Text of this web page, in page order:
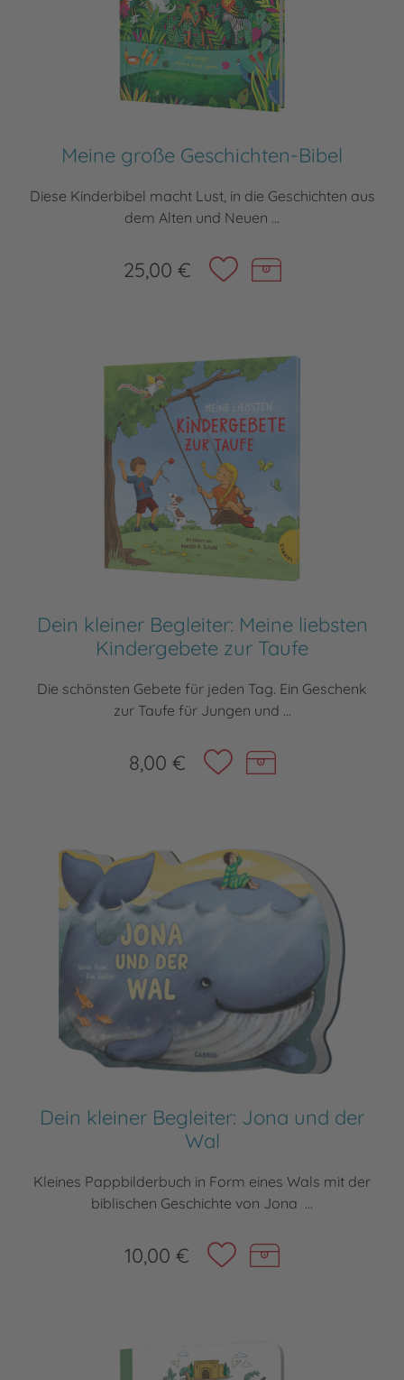
Meine große Geschichten-Bibel
Diese Kinderbibel macht Lust, in die Geschichten aus
dem Alten und Neuen ...
25,00 €
Dein kleiner Begleiter: Meine liebsten
Kindergebete zur Taufe
Die schönsten Gebete für jeden Tag. Ein Geschenk
zur Taufe für Jungen und ...
8,00 €
Dein kleiner Begleiter: Jona und der
Wal
Kleines Pappbilderbuch in Form eines Wals mit der
biblischen Geschichte von Jona ...
10,00 €